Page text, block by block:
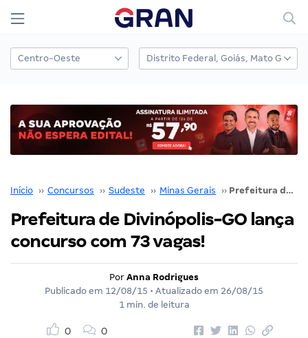
Início ›› Concursos ›› Sudeste ›› Minas Gerais ›› Prefeitura de Divinópolis-GO lança concurso com 73 vagas!
Prefeitura de Divinópolis-GO lança
concurso com 73 vagas!
Por Anna Rodrigues
Publicado em 12/08/15 • Atualizado em 26/08/15
1 min. de leitura
0 0